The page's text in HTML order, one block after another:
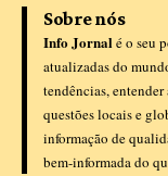
Sobre nós
Info Jornalé o seu
atualizadas do
tendências,
questões locais e
informação de
bem-informada do